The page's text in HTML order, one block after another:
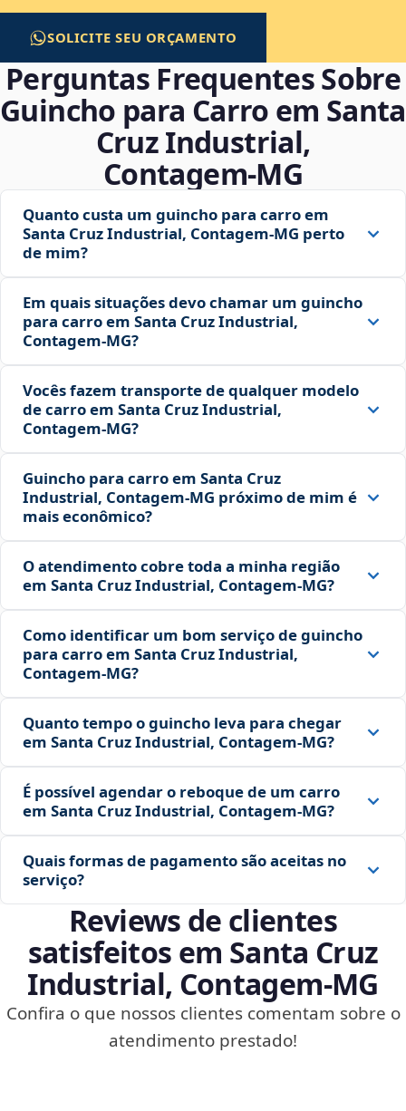
SOLICITE SEU ORÇAMENTO
Perguntas Frequentes Sobre
Guincho para Carro em Santa
Cruz Industrial,
Contagem‑MG
Quanto custa um guincho para carro em
Santa Cruz Industrial, Contagem‑MG perto
de mim?
Em quais situações devo chamar um guincho
para carro em Santa Cruz Industrial,
Contagem‑MG?
Vocês fazem transporte de qualquer modelo
de carro em Santa Cruz Industrial,
Contagem‑MG?
Guincho para carro em Santa Cruz
Industrial, Contagem‑MG próximo de mim é
mais econômico?
O atendimento cobre toda a minha região
em Santa Cruz Industrial, Contagem‑MG?
Como identificar um bom serviço de guincho
para carro em Santa Cruz Industrial,
Contagem‑MG?
Quanto tempo o guincho leva para chegar
em Santa Cruz Industrial, Contagem‑MG?
É possível agendar o reboque de um carro
em Santa Cruz Industrial, Contagem‑MG?
Quais formas de pagamento são aceitas no
serviço?
Reviews de clientes
satisfeitos em Santa Cruz
Industrial, Contagem‑MG
Confira o que nossos clientes comentam sobre o
atendimento prestado!